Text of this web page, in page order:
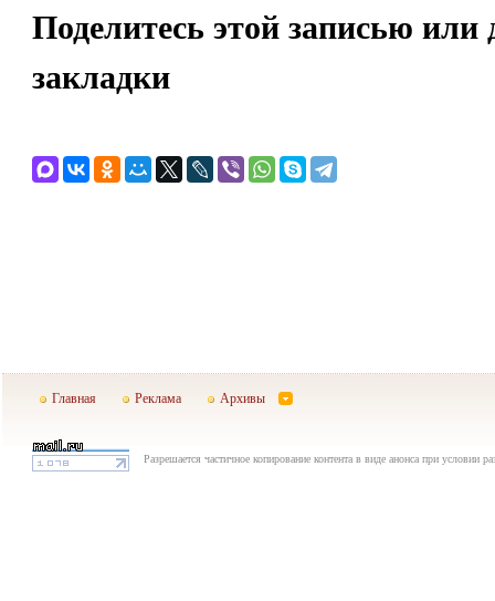
Поделитесь этой записью или
закладки
Главная Реклама Архивы
Разрешается частичное копирование контента в виде анонса при условии